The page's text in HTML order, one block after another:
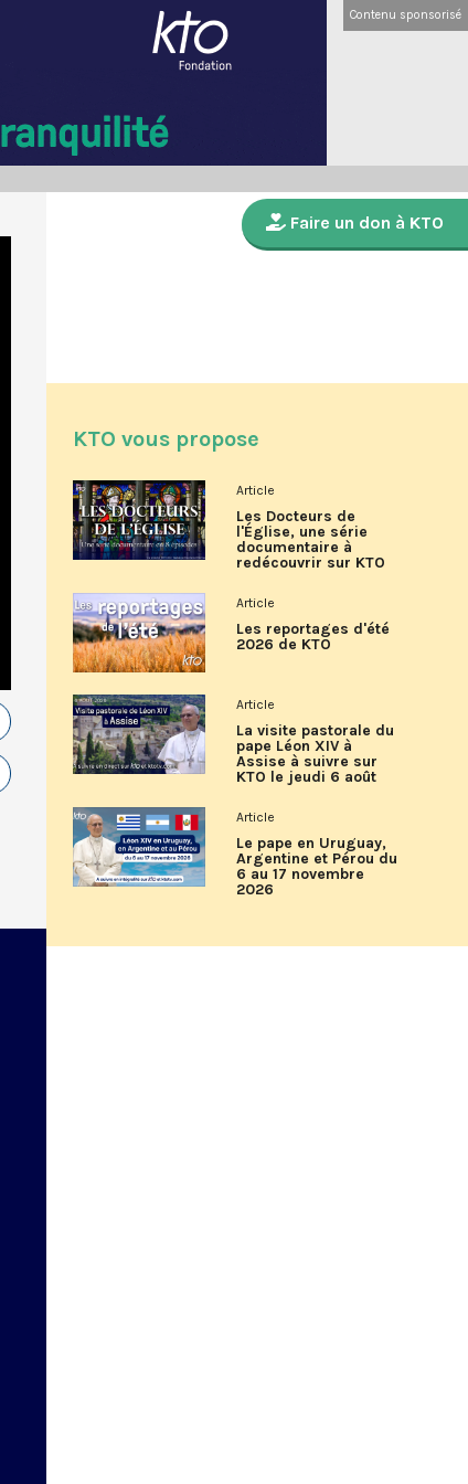
Contenu sponsorisé
Faire un don à KTO
KTO vous propose
Article
Les Docteurs de
l'Église, une série
documentaire à
redécouvrir sur KTO
Article
Les reportages d'été
2026 de KTO
Article
La visite pastorale du
pape Léon XIV à
Assise à suivre sur
KTO le jeudi 6 août
Article
Le pape en Uruguay,
Argentine et Pérou du
6 au 17 novembre
2026